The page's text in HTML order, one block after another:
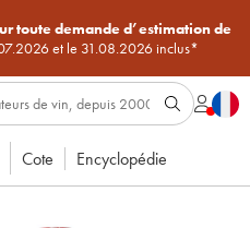
toute demande d’estimation de
et le 31.08.2026 inclus*
Cote Encyclopédie